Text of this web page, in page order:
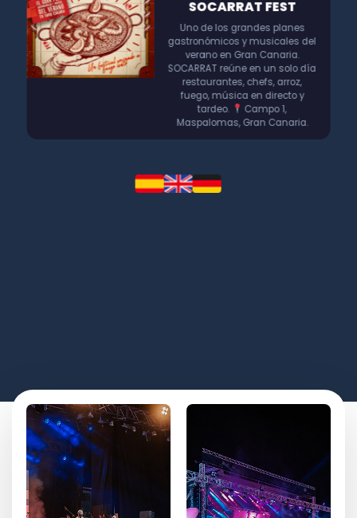
SOCARRAT FEST
Uno de los grandes planes
gastronómicos y musicales del
verano en Gran Canaria.
SOCARRAT reúne en un solo día
restaurantes, chefs, arroz,
fuego, música en directo y
tardeo.
Campo 1,
Maspalomas, Gran Canaria.